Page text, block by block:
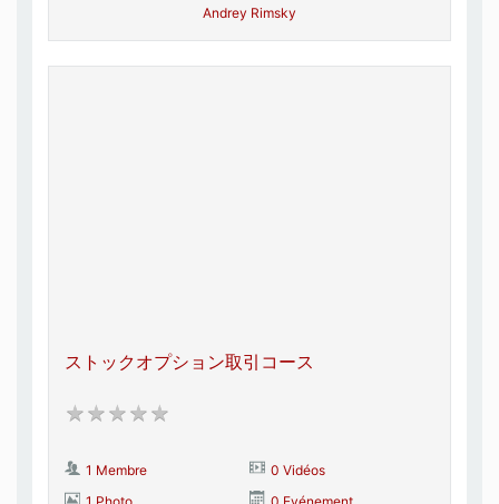
Andrey Rimsky
ストックオプション取引コース
1 Membre
0 Vidéos